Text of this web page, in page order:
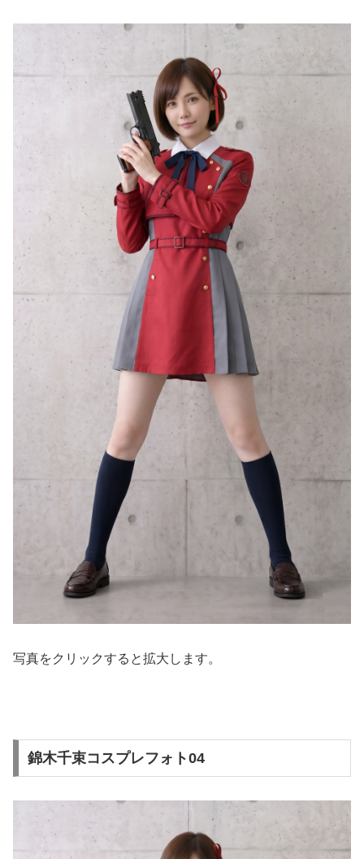
写真をクリックすると拡大します。
錦木千束コスプレフォト04